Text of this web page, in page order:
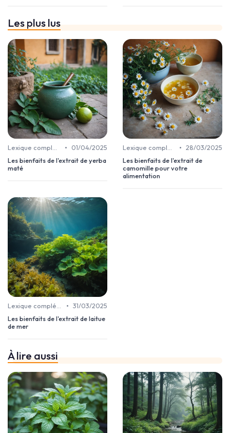
Les plus lus
Lexique complément alimentaire •
01/04/2025
Les bienfaits de l'extrait de yerba
maté
Lexique complément alimentaire • 28/03/2025
Les bienfaits de l'extrait de
camomille pour votre
alimentation
Lexique complément alimentaire • 31/03/2025
Les bienfaits de l'extrait de laitue
de mer
À lire aussi